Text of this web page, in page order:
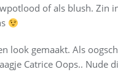
of als blush. Zin
look gemaakt. Als
Catrice Oops.. Nude